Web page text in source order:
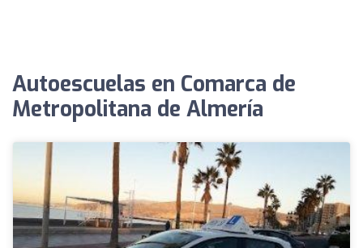
Autoescuelas en Comarca de
Metropolitana de Almería